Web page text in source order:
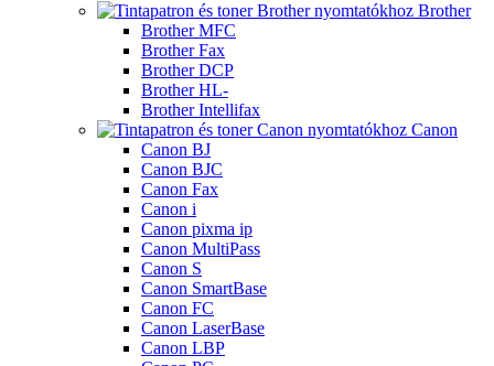
Brother
Brother MFC
Brother Fax
Brother DCP
Brother HL-
Brother Intellifax
Canon
Canon BJ
Canon BJC
Canon Fax
Canon i
Canon pixma ip
Canon MultiPass
Canon S
Canon SmartBase
Canon FC
Canon LaserBase
Canon LBP